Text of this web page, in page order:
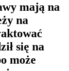
mają na
na
się na
może